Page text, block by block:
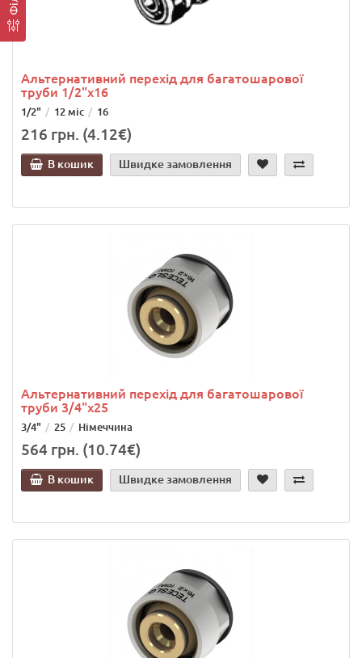
Альтернативний перехід для багатошарової
труби 1/2"х16
1/2" 12 міс 16
216 грн. (4.12€)
В кошик Швидке замовлення
Альтернативний перехід для багатошарової
труби 3/4"х25
3/4" 25 Німеччина
564 грн. (10.74€)
В кошик Швидке замовлення